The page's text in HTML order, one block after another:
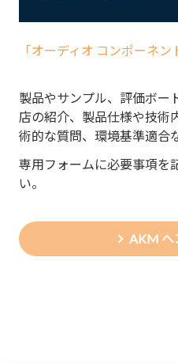
「オーディオ コンポーネ
製品やサンプル、評価ボー
店の紹介、製品仕様や技術
術的な質問、環境基準適合
専用フォームに必要事項を
い。
AKM へ